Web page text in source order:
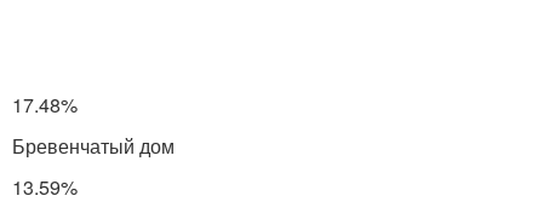
17.48%
Бревенчатый дом
13.59%